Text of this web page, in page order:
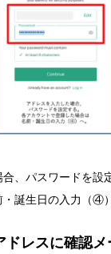
、パスワードを設
誕生日の入力（④
ドレスに確認